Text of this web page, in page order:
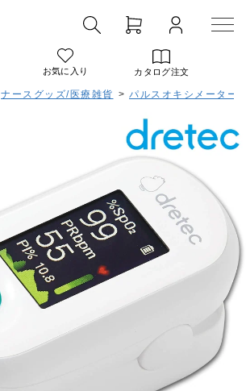
お気に入り カタログ注文
ナースグッズ/医療雑貨 > パルスオキシメーター